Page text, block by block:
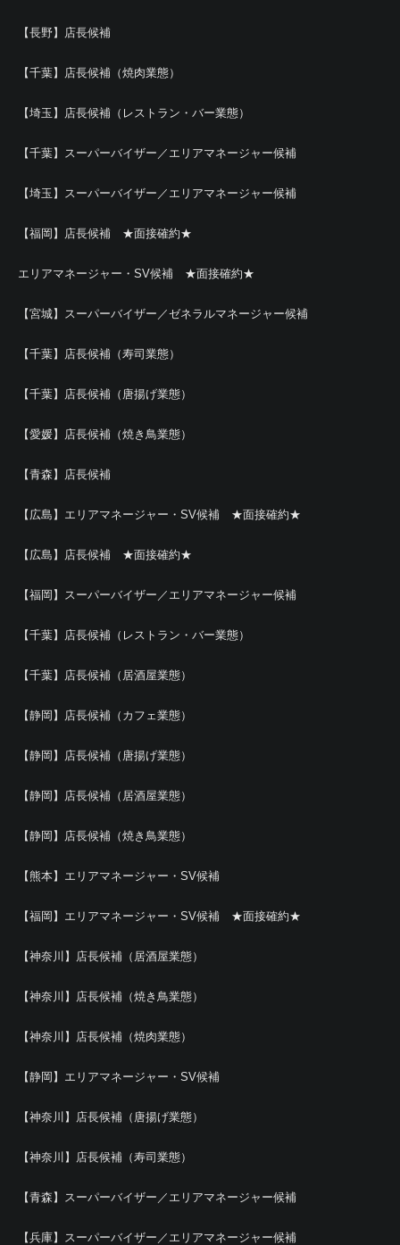
【長野】店長候補
【千葉】店長候補（焼肉業態）
【埼玉】店長候補（レストラン・バー業態）
【千葉】スーパーバイザー／エリアマネージャー候補
【埼玉】スーパーバイザー／エリアマネージャー候補
【福岡】店長候補 ★面接確約★
エリアマネージャー・SV候補 ★面接確約★
【宮城】スーパーバイザー／ゼネラルマネージャー候補
【千葉】店長候補（寿司業態）
【千葉】店長候補（唐揚げ業態）
【愛媛】店長候補（焼き鳥業態）
【青森】店長候補
【広島】エリアマネージャー・SV候補 ★面接確約★
【広島】店長候補 ★面接確約★
【福岡】スーパーバイザー／エリアマネージャー候補
【千葉】店長候補（レストラン・バー業態）
【千葉】店長候補（居酒屋業態）
【静岡】店長候補（カフェ業態）
【静岡】店長候補（唐揚げ業態）
【静岡】店長候補（居酒屋業態）
【静岡】店長候補（焼き鳥業態）
【熊本】エリアマネージャー・SV候補
【福岡】エリアマネージャー・SV候補 ★面接確約★
【神奈川】店長候補（居酒屋業態）
【神奈川】店長候補（焼き鳥業態）
【神奈川】店長候補（焼肉業態）
【静岡】エリアマネージャー・SV候補
【神奈川】店長候補（唐揚げ業態）
【神奈川】店長候補（寿司業態）
【青森】スーパーバイザー／エリアマネージャー候補
【兵庫】スーパーバイザー／エリアマネージャー候補